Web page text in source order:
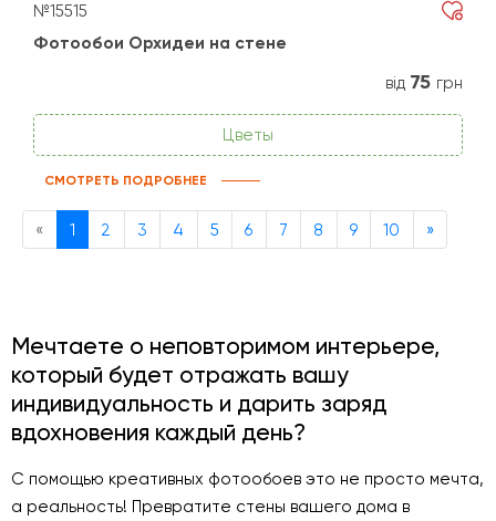
№15515
Фотообои Орхидеи на стене
від 75 грн
Цветы
СМОТРЕТЬ ПОДРОБНЕЕ
« Previous
1 2 3 4 5 6 7 8 9 10 »Next
Мечтаете о неповторимом интерьере,
который будет отражать вашу
индивидуальность и дарить заряд
вдохновения каждый день?
С помощью креативных фотообоев это не просто мечта,
а реальность! Превратите стены вашего дома в